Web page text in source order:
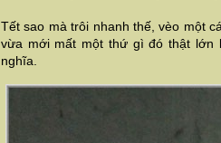
Tết sao mà trôi nhanh thế, vèo một
vừa mới mất một thứ gì đó thật lớn
nghĩa.